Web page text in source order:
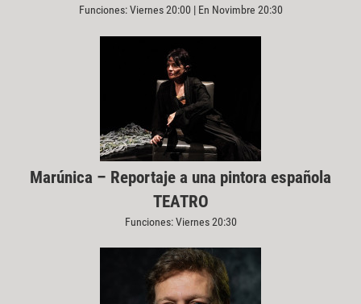
Funciones: Viernes 20:00 | En Novimbre 20:30
Marúnica – Reportaje a una pintora española
TEATRO
Funciones: Viernes 20:30